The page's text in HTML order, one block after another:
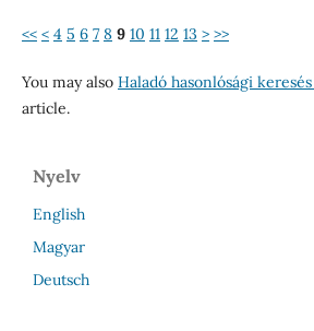
<< < 4 5 6 7 8 9 10 11 12 13 > >>
You may also Haladó hasonlósági
article.
Nyelv
English
Magyar
Deutsch